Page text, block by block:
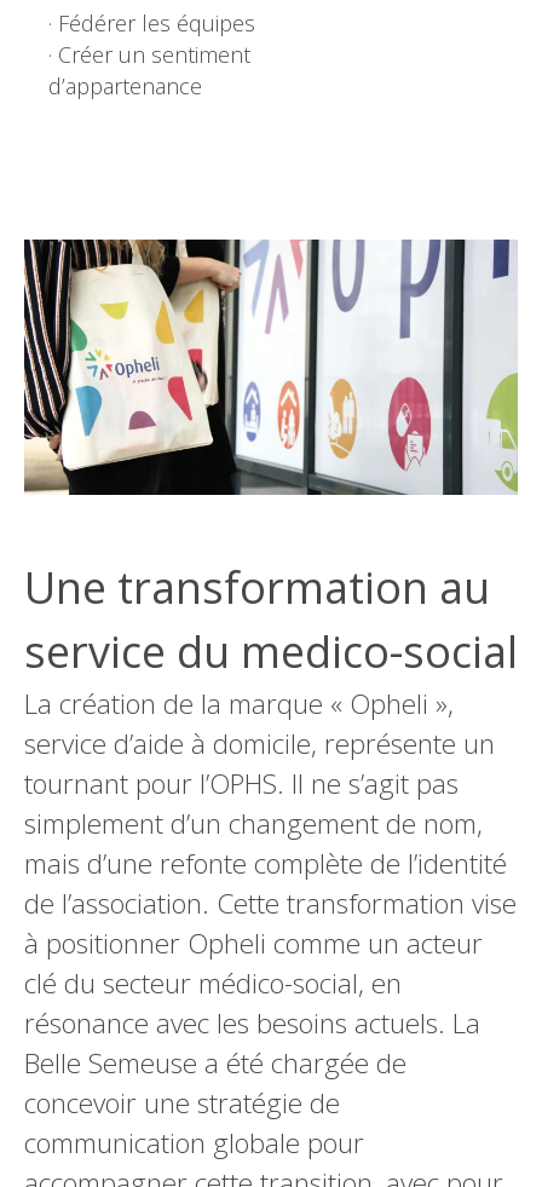
· Fédérer les équipes
· Créer un sentiment
d’appartenance
Une transformation au
service du medico-social
La création de la marque « Opheli »,
service d’aide à domicile, représente un
tournant pour l’OPHS. Il ne s’agit pas
simplement d’un changement de nom,
mais d’une refonte complète de l’identité
de l’association. Cette transformation vise
à positionner Opheli comme un acteur
clé du secteur médico-social, en
résonance avec les besoins actuels. La
Belle Semeuse a été chargée de
concevoir une stratégie de
communication globale pour